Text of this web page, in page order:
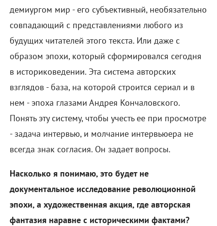
демиургом мир - его субъективный, необязательно
совпадающий с представлениями любого из
будущих читателей этого текста. Или даже с
образом эпохи, который сформировался сегодня
в историковедении. Эта система авторских
взглядов - база, на которой строится сериал и в
нем - эпоха глазами Андрея Кончаловского.
Понять эту систему, чтобы учесть ее при просмотре
- задача интервью, и молчание интервьюера не
всегда знак согласия. Он задает вопросы.
Насколько я понимаю, это будет не
документальное исследование революционной
эпохи, а художественная акция, где авторская
фантазия наравне с историческими фактами?